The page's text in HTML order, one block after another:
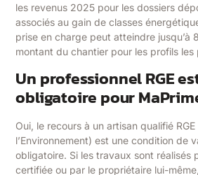
les revenus 2025 pour les dossiers
associés au gain de classes
prise en charge peut atteindre jusqu’à
montant du chantier pour les profils les
Un professionnel RGE
obligatoire pour
Oui, le recours à un artisan qualifié
l’Environnement) est une condition de
obligatoire. Si les travaux sont réalisés
certifiée ou par le propriétaire lui-